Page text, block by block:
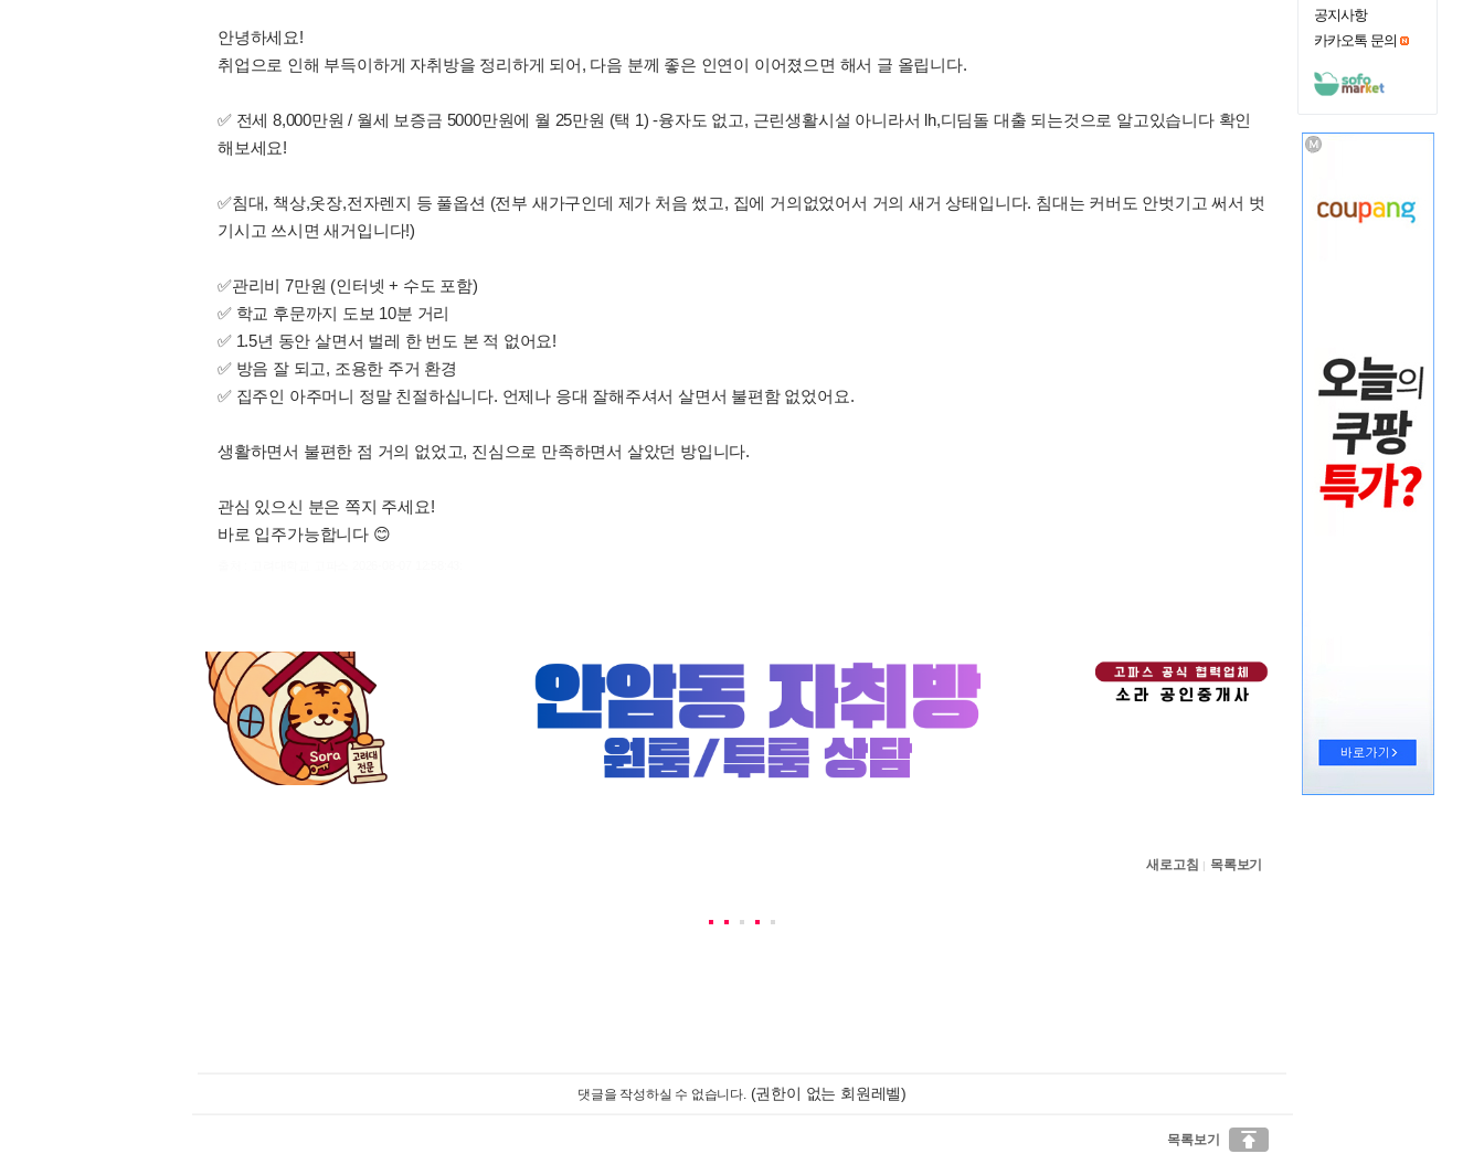
안녕하세요!
취업으로 인해 부득이하게 자취방을 정리하게 되어, 다음 분께 좋은 인연이 이어졌으면 해서 글 올립니다.
✅ 전세 8,000만원 / 월세 보증금 5000만원에 월 25만원 (택 1) -융자도 없고, 근린생활시설 아니라서 lh,디딤돌 대출 되는것으로 알고있습니다 확인
해보세요!
✅침대, 책상,옷장,전자렌지 등 풀옵션 (전부 새가구인데 제가 처음 썼고, 집에 거의없었어서 거의 새거 상태입니다. 침대는 커버도 안벗기고 써서 벗
기시고 쓰시면 새거입니다!)
✅관리비 7만원 (인터넷 + 수도 포함)
✅ 학교 후문까지 도보 10분 거리
✅ 1.5년 동안 살면서 벌레 한 번도 본 적 없어요!
✅ 방음 잘 되고, 조용한 주거 환경
✅ 집주인 아주머니 정말 친절하십니다. 언제나 응대 잘해주셔서 살면서 불편함 없었어요.
생활하면서 불편한 점 거의 없었고, 진심으로 만족하면서 살았던 방입니다.
관심 있으신 분은 쪽지 주세요!
바로 입주가능합니다 😊
새로고침 | 목록보기
댓글을 작성하실 수 없습니다. (권한이 없는 회원레벨)
목록보기 
공지사항
카카오톡 문의